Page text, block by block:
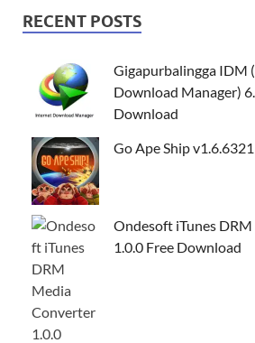
RECENT POSTS
Gigapurbalingga IDM
Download Manager)
Download
Go Ape Ship
Ondesoft iTunes
1.0.0 Free Download